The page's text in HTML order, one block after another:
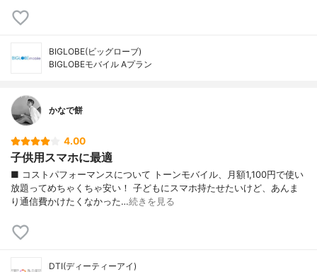
BIGLOBE(ビッグローブ)
BIGLOBEモバイル Aプラン
かなで餅
4.00
子供用スマホに最適
■ コストパフォーマンスについて トーンモバイル、月額1,100円で使い
放題ってめちゃくちゃ安い！ 子どもにスマホ持たせたいけど、あんま
り通信費かけたくなかった…続きを見る
DTI(ディーティーアイ)